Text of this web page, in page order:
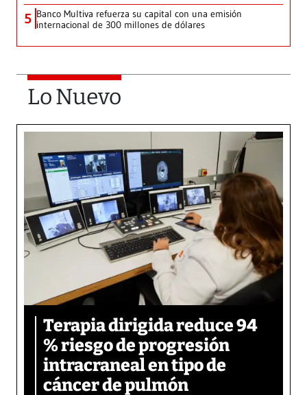
5 Banco Multiva refuerza su capital con una emisión
internacional de 300 millones de dólares
Lo Nuevo
Terapia dirigida reduce 94
% riesgo de progresión
intracraneal en tipo de
cáncer de pulmón